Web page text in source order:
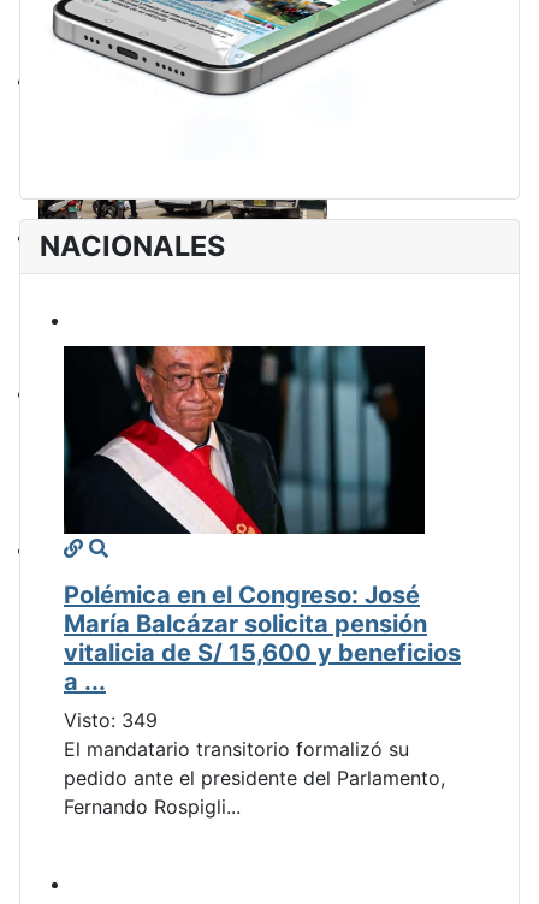
NACIONALES
Polémica en el Congreso: José
María Balcázar solicita pensión
vitalicia de S/ 15,600 y beneficios
a ...
Visto: 349
El mandatario transitorio formalizó su
pedido ante el presidente del Parlamento,
Fernando Rospigli...